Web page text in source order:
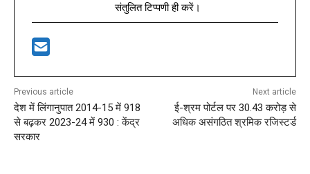
संतुलित टिप्पणी ही करें।
Previous article
देश में लिंगानुपात 2014-15 में 918
से बढ़कर 2023-24 में 930 : केंद्र
सरकार
Next article
ई-श्रम पोर्टल पर 30.43 करोड़ से
अधिक असंगठित श्रमिक रजिस्टर्ड